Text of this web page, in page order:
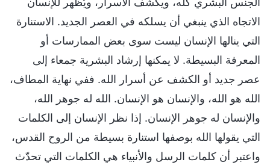
الاتجاه الذي ينبغي أن يسلكه في العصر الجديد. الاستنارة
التي ينالها الإنسان ليست سوى بعض الممارسات أو
المعرفة البسيطة. لا يمكنها إرشاد البشرية جمعاء إلى
عصر جديد أو الكشف عن أسرار الله. ففي نهاية المطاف،
الله هو الله، والإنسان هو الإنسان. الله له جوهر الله،
والإنسان له جوهر الإنسان. إذا نظر الإنسان إلى الكلمات
التي يقولها الله بوصفها استنارة بسيطة من الروح القدس،
واعتبر أن كلمات الرسل والأنبياء هي الكلمات التي تحدّث